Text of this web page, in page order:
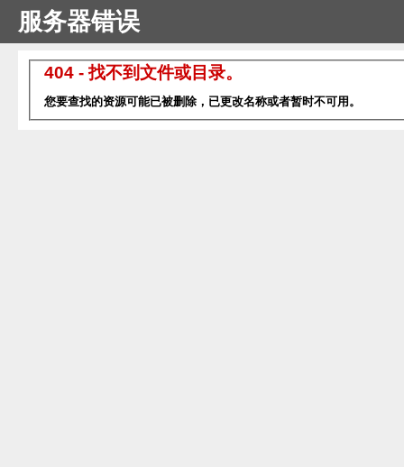
服务器错误
404 - 找不到文件或目录。
您要查找的资源可能已被删除，已更改名称或者暂时不可用。